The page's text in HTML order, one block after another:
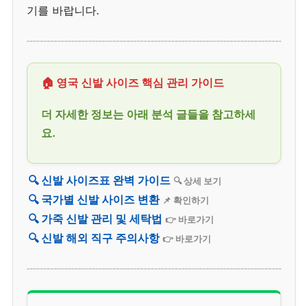
기를 바랍니다.
🏠 영국 신발 사이즈 핵심 관리 가이드
더 자세한 정보는 아래 분석 글들을 참고하세
요.
🔍 신발 사이즈표 완벽 가이드 🔍 상세 보기
🔍 국가별 신발 사이즈 변환 📌 확인하기
🔍 가죽 신발 관리 및 세탁법 👉 바로가기
🔍 신발 해외 직구 주의사항 👉 바로가기